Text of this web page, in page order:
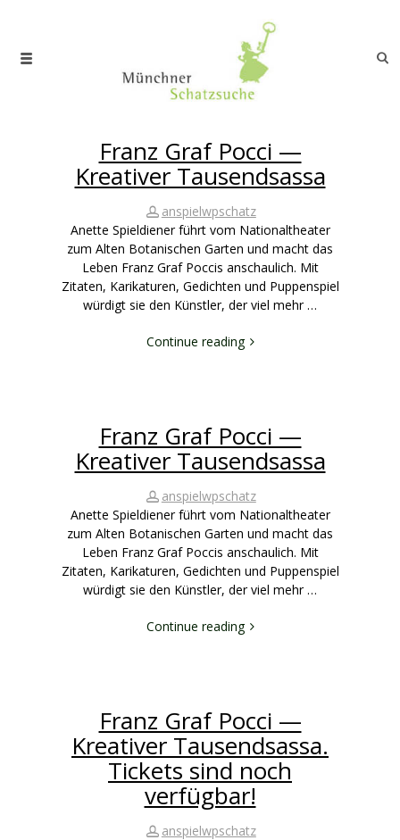
Franz Graf Pocci —
Kreativer Tausendsassa
anspielwpschatz
Anette Spieldiener führt vom Nationaltheater
zum Alten Botanischen Garten und macht das
Leben Franz Graf Poccis anschaulich. Mit
Zitaten, Karikaturen, Gedichten und Puppenspiel
würdigt sie den Künstler, der viel mehr …
Continue reading
Franz Graf Pocci —
Kreativer Tausendsassa
anspielwpschatz
Anette Spieldiener führt vom Nationaltheater
zum Alten Botanischen Garten und macht das
Leben Franz Graf Poccis anschaulich. Mit
Zitaten, Karikaturen, Gedichten und Puppenspiel
würdigt sie den Künstler, der viel mehr …
Continue reading
Franz Graf Pocci —
Kreativer Tausendsassa.
Tickets sind noch
verfügbar!
anspielwpschatz